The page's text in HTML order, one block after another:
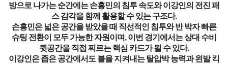
방으로 나가는 순간에는 손흥민의 침투 속도와 이강인의 전진 패
스 감각을 함께 활용할 수 있는 구조다.
손흥민은 넓은 공간을 받았을 때 직선적인 침투와 반 박자 빠른
슈팅 전환이 모두 가능한 자원이며, 이번 경기에서는 상대 수비
뒷공간을 직접 찌르는 핵심 카드가 될 수 있다.
이강인은 좁은 공간에서도 볼을 지켜내는 탈압박 능력과 왼발 킥